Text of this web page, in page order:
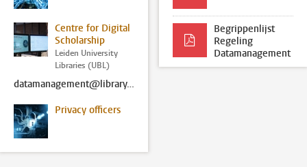
Centre for Digital
Scholarship
Leiden University
Libraries (UBL)
datamanagement@library.leidenuniv.nl
Privacy officers
Begrippenlijst
Regeling
Datamanagement